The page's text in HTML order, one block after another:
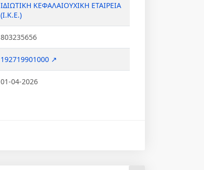
ΙΔΙΩΤΙΚΗ ΚΕΦΑΛΑΙΟΥΧΙΚΗ ΕΤΑΙΡΕΙΑ
(Ι.Κ.Ε.)
803235656
192719901000 ↗
01-04-2026